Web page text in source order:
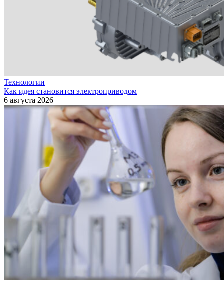
Технологии
Как идея становится электроприводом
6 августа 2026